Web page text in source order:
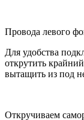
Провода левого
Для удобства
открутить
вытащить из под
Откручиваем